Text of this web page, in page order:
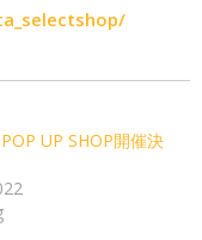
UP SHOP開催決